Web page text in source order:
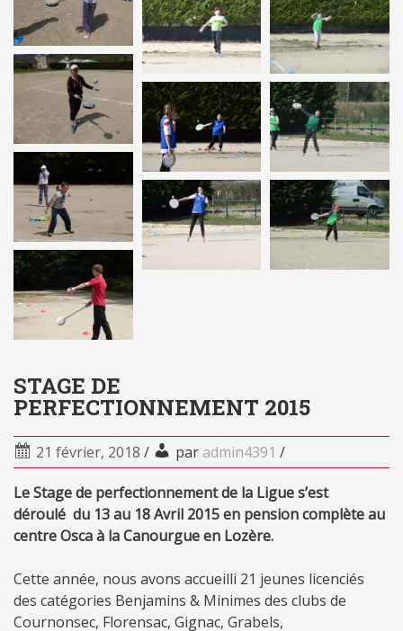
STAGE DE
PERFECTIONNEMENT 2015
21 février, 2018 / par admin4391 /
Le Stage de perfectionnement de la Ligue s’est
déroulé du 13 au 18 Avril 2015 en pension complète au
centre Osca à la Canourgue en Lozère.
Cette année, nous avons accueilli 21 jeunes licenciés
des catégories Benjamins & Minimes des clubs de
Cournonsec, Florensac, Gignac, Grabels,